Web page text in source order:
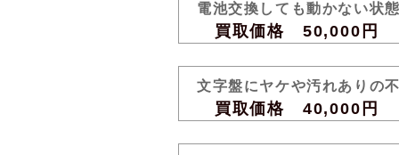
電池交換しても動かない状
買取価格 50,000円
文字盤にヤケや汚れありの
買取価格 40,000円